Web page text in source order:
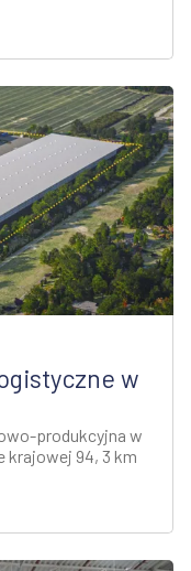
w
produkcyjna w
krajowej 94, 3 km